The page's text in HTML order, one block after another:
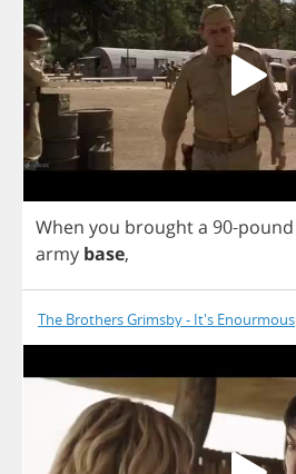
When you broughta 90-pound
army base,
The Brothers Grimsby - It's Enourmous